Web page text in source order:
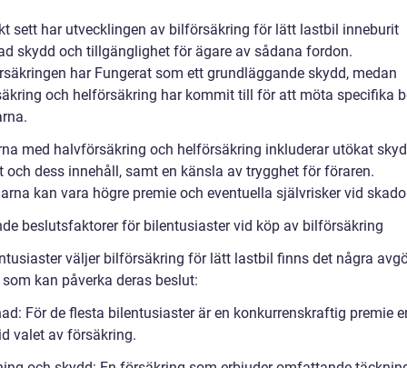
sett har utvecklingen av bilförsäkring för lätt lastbil inneburit
skydd och tillgänglighet för ägare av sådana fordon.
har Fungerat som ett grundläggande skydd, medan
och helförsäkring har kommit till för att möta specifika
med halvförsäkring och helförsäkring inkluderar utökat
och dess innehåll, samt en känsla av trygghet för föraren.
kan vara högre premie och eventuella självrisker vid
beslutsfaktorer för bilentusiaster vid köp av bilförsäkring
väljer bilförsäkring för lätt lastbil finns det några
kan påverka deras beslut:
För de flesta bilentusiaster är en konkurrenskraftig premie
valet av försäkring.